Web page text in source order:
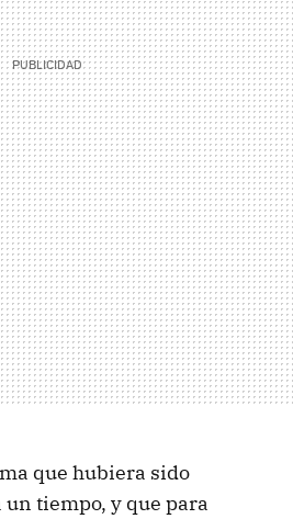
que hubiera sido
tiempo, y que para